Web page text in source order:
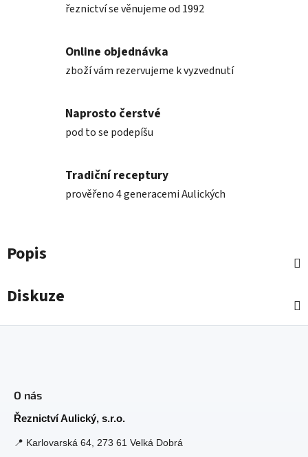
řeznictví se věnujeme od 1992
Online objednávka
zboží vám rezervujeme k vyzvednutí
Naprosto čerstvé
pod to se podepíšu
Tradiční receptury
prověřeno 4 generacemi Aulických
Popis
Diskuze
O nás
Řeznictví Aulický, s.r.o.
📍 Karlovarská 64, 273 61 Velká Dobrá